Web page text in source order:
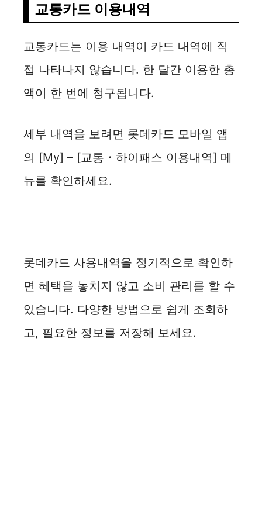
교통카드 이용내역
교통카드는 이용 내역이 카드 내역에 직
접 나타나지 않습니다. 한 달간 이용한 총
액이 한 번에 청구됩니다.
세부 내역을 보려면 롯데카드 모바일 앱
의 [My] – [교통・하이패스 이용내역] 메
뉴를 확인하세요.
롯데카드 사용내역을 정기적으로 확인하
면 혜택을 놓치지 않고 소비 관리를 할 수
있습니다. 다양한 방법으로 쉽게 조회하
고, 필요한 정보를 저장해 보세요.